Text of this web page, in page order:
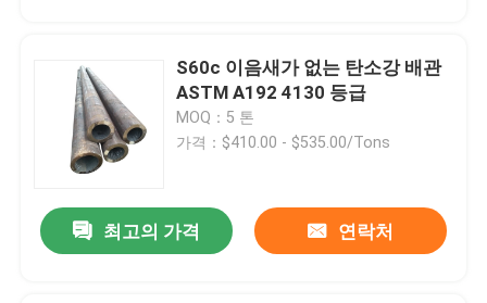
S60c 이음새가 없는 탄소강 배관
ASTM A192 4130 등급
MOQ：5 톤
가격：$410.00 - $535.00/Tons
최고의 가격 연락처